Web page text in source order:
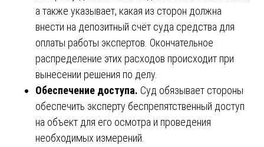
а также указывает, какая из сторон должна
внести на депозитный счёт суда средства для
оплаты работы экспертов. Окончательное
распределение этих расходов происходит при
вынесении решения по делу.
Обеспечение доступа. Суд обязывает стороны
обеспечить эксперту беспрепятственный доступ
на объект для его осмотра и проведения
необходимых измерений.